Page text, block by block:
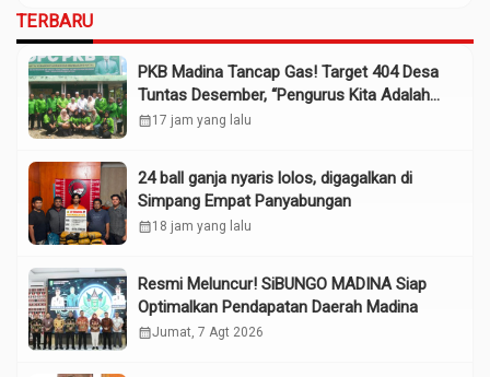
TERBARU
PKB Madina Tancap Gas! Target 404 Desa
Tuntas Desember, “Pengurus Kita Adalah
Tokoh”
calendar_month17 jam yang lalu
24 ball ganja nyaris lolos, digagalkan di
Simpang Empat Panyabungan
calendar_month18 jam yang lalu
Resmi Meluncur! SiBUNGO MADINA Siap
Optimalkan Pendapatan Daerah Madina
calendar_monthJumat, 7 Agt 2026